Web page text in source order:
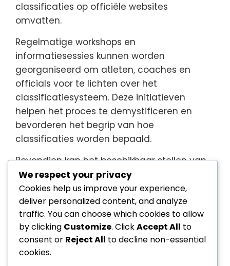
classificaties op officiële websites
omvatten.
Regelmatige workshops en
informatiesessies kunnen worden
georganiseerd om atleten, coaches en
officials voor te lichten over het
classificatiesysteem. Deze initiatieven
helpen het proces te demystificeren en
bevorderen het begrip van hoe
classificaties worden bepaald.
Bovendien kan het beschikbaar stellen van
classificatiegegevens voor openbare
beoordeling het vertrouwen in het systeem
vergroten, aangezien belanghebbenden
kunnen zien hoe beslissingen aansluiten bij
vastgestelde richtlijnen. Transparantie is
essentieel voor het bevorderen van
vertrouwen in de integriteit van
We respect your privacy
Cookies help us improve your experience,
deliver personalized content, and analyze
traffic. You can choose which cookies to allow
by clicking Customize. ClickAccept All to
consent or Reject All to decline non-essential
cookies.